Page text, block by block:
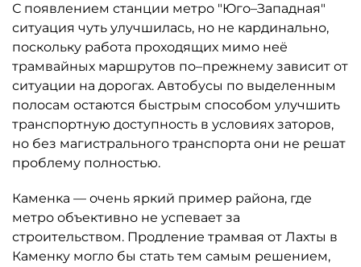
С появлением станции метро "Юго–Западная"
ситуация чуть улучшилась, но не кардинально,
поскольку работа проходящих мимо неё
трамвайных маршрутов по–прежнему зависит от
ситуации на дорогах. Автобусы по выделенным
полосам остаются быстрым способом улучшить
транспортную доступность в условиях заторов,
но без магистрального транспорта они не решат
проблему полностью.
Каменка — очень яркий пример района, где
метро объективно не успевает за
строительством. Продление трамвая от Лахты в
Каменку могло бы стать тем самым решением,